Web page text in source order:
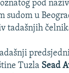
pod
sudom u
tadašnjih
Tuzla Sead